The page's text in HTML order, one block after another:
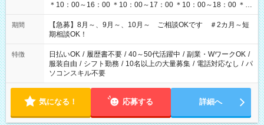
＊10：00～16：00 ＊10：00～17：00 ＊10：00～18：00 ＊
11：00～19：00 ＊12：00～19：00 ＊13：00～19：00
期間
【急募】8月～、9月～、10月～ ご相談OKです ＃2カ月～短
期相談OK！
特徴 日払いOK / 履歴書不要 / 40～50代活躍中 / 副業・WワークOK /
服装自由 / シフト勤務 / 10名以上の大量募集 / 電話対応なし / パ
ソコンスキル不要
気になる！ 応募する 詳細へ